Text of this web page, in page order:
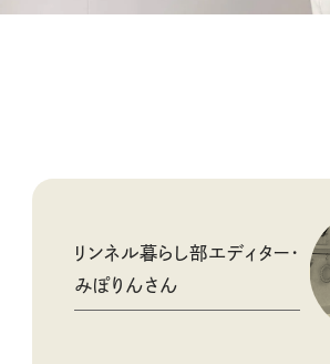
リンネル暮らし部エディター・
みぽりんさん